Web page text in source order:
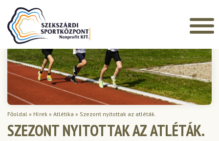
Főoldal » Hírek » Atlétika » Szezont nyitottak az atléták.
SZEZONT NYITOTTAK AZ ATLÉTÁK.